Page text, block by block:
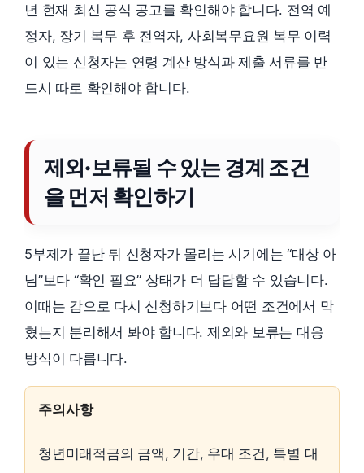
년 현재 최신 공식 공고를 확인해야 합니다. 전역 예
정자, 장기 복무 후 전역자, 사회복무요원 복무 이력
이 있는 신청자는 연령 계산 방식과 제출 서류를 반
드시 따로 확인해야 합니다.
제외·보류될 수 있는 경계 조건
을 먼저 확인하기
5부제가 끝난 뒤 신청자가 몰리는 시기에는 “대상 아
님”보다 “확인 필요” 상태가 더 답답할 수 있습니다.
이때는 감으로 다시 신청하기보다 어떤 조건에서 막
혔는지 분리해서 봐야 합니다. 제외와 보류는 대응
방식이 다릅니다.
주의사항
청년미래적금의 금액, 기간, 우대 조건, 특별 대